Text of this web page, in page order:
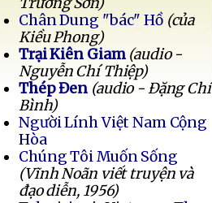
Chân Dung "bác" Hồ (của
Kiều Phong)
Trại Kiên Giam (audio -
Nguyễn Chí Thiệp)
Thép Đen (audio - Đặng Chí
Bình)
Người Lính Việt Nam Cộng
Hòa
Chúng Tôi Muốn Sống
(Vĩnh Noãn viết truyện và
đạo diễn, 1956)